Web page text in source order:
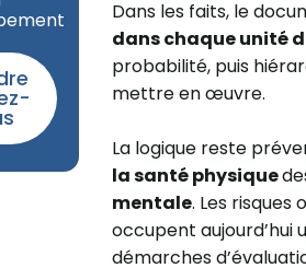
Dans les faits, le
dans chaque unité
probabilité, puis
mettre en œuvre.
La logique reste
la santé physique
mentale. Les risques
occupent aujourd’hui
démarches